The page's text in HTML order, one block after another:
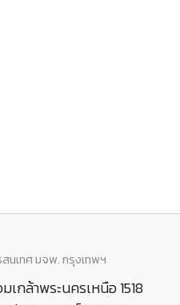
นเทศ มจพ. กรุงเทพฯ
กล้าพระนครเหนือ 1518